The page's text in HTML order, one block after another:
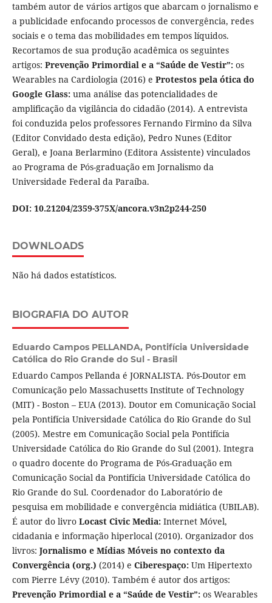
também autor de vários artigos que abarcam o jornalismo e
a publicidade enfocando processos de convergência, redes
sociais e o tema das mobilidades em tempos líquidos.
Recortamos de sua produção acadêmica os seguintes
artigos: Prevenção Primordial e a “Saúde de Vestir”: os
Wearables na Cardiologia (2016) e Protestos pela ótica do
Google Glass: uma análise das potencialidades de
amplificação da vigilância do cidadão (2014). A entrevista
foi conduzida pelos professores Fernando Firmino da Silva
(Editor Convidado desta edição), Pedro Nunes (Editor
Geral), e Joana Berlarmino (Editora Assistente) vinculados
ao Programa de Pós-graduação em Jornalismo da
Universidade Federal da Paraíba.
DOI: 10.21204/2359-375X/ancora.v3n2p244-250
DOWNLOADS
Não há dados estatísticos.
BIOGRAFIA DO AUTOR
Eduardo Campos PELLANDA, Pontifícia Universidade
Católica do Rio Grande do Sul - Brasil
Eduardo Campos Pellanda é JORNALISTA. Pós-Doutor em
Comunicação pelo Massachusetts Institute of Technology
(MIT) - Boston – EUA (2013). Doutor em Comunicação Social
pela Pontifícia Universidade Católica do Rio Grande do Sul
(2005). Mestre em Comunicação Social pela Pontifícia
Universidade Católica do Rio Grande do Sul (2001). Integra
o quadro docente do Programa de Pós-Graduação em
Comunicação Social da Pontifícia Universidade Católica do
Rio Grande do Sul. Coordenador do Laboratório de
pesquisa em mobilidade e convergência midiática (UBILAB).
É autor do livroLocast Civic Media: Internet Móvel,
cidadania e informação hiperlocal (2010). Organizador dos
livros: Jornalismo e Mídias Móveis no contexto da
Convergência (org.) (2014) e Ciberespaço:Um Hipertexto
com Pierre Lévy (2010). Também é autor dos artigos:
Prevenção Primordial e a “Saúde de Vestir”: os Wearables